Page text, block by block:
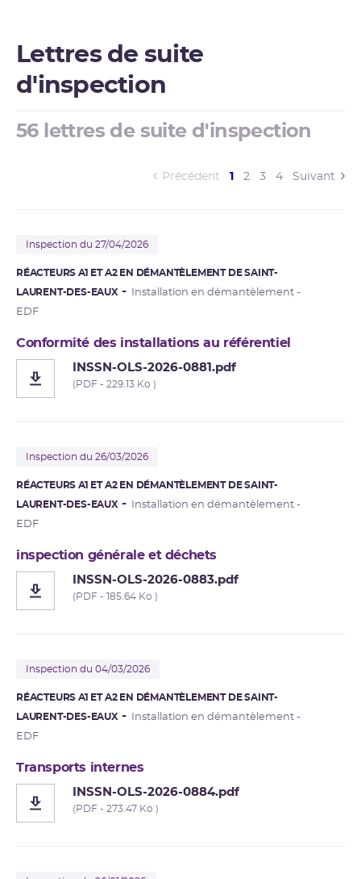
Lettres de suite
d'inspection
56 lettres de suite d'inspection
Précédent 1 (current)
2 3 4 Suivant
Inspection du 27/04/2026
RÉACTEURS A1 ET A2 EN DÉMANTÈLEMENT DE SAINT-
LAURENT-DES-EAUX
Installation en démantèlement -
EDF
Conformité des installations au référentiel
INSSN-OLS-2026-0881.pdf
(PDF - 229.13 Ko )
Inspection du 26/03/2026
RÉACTEURS A1 ET A2 EN DÉMANTÈLEMENT DE SAINT-
LAURENT-DES-EAUX
Installation en démantèlement -
EDF
inspection générale et déchets
INSSN-OLS-2026-0883.pdf
(PDF - 185.64 Ko )
Inspection du 04/03/2026
RÉACTEURS A1 ET A2 EN DÉMANTÈLEMENT DE SAINT-
LAURENT-DES-EAUX
Installation en démantèlement -
EDF
Transports internes
INSSN-OLS-2026-0884.pdf
(PDF - 273.47 Ko )